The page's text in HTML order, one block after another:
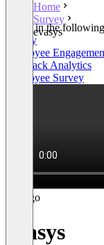
Home
Survey
evasys
Listed in the
Survey
Employee
Feedback Analytics
Employee Survey
evasys